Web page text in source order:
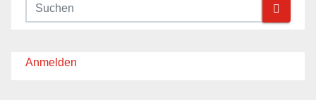
Anmelden